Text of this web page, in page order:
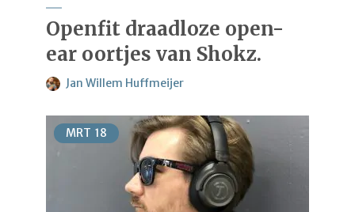
Openfit draadloze open-
ear oortjes van Shokz.
Jan Willem Huffmeijer
MRT 18